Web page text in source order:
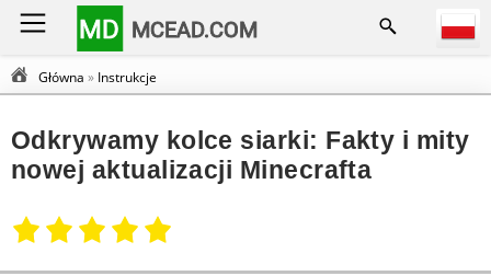
MD MCEAD.COM
Główna » Instrukcje
Odkrywamy kolce siarki: Fakty i mity
nowej aktualizacji Minecrafta